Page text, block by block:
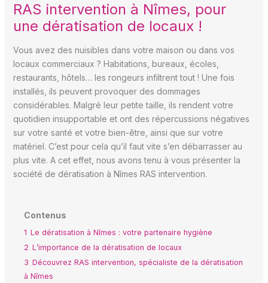
RAS intervention à Nîmes, pour
une dératisation de locaux !
Vous avez des nuisibles dans votre maison ou dans vos
locaux commerciaux ? Habitations, bureaux, écoles,
restaurants, hôtels… les rongeurs infiltrent tout ! Une fois
installés, ils peuvent provoquer des dommages
considérables. Malgré leur petite taille, ils rendent votre
quotidien insupportable et ont des répercussions négatives
sur votre santé et votre bien-être, ainsi que sur votre
matériel. C’est pour cela qu’il faut vite s’en débarrasser au
plus vite. A cet effet, nous avons tenu à vous présenter la
société de dératisation à Nîmes RAS intervention.
Contenus
1 Le dératisation à Nîmes : votre partenaire hygiène
2 L’importance de la dératisation de locaux
3 Découvrez RAS intervention, spécialiste de la dératisation
à Nîmes